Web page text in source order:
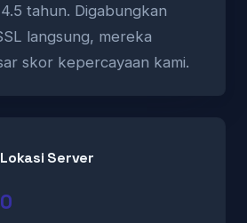
tahun. Digabungkan
langsung, mereka
skor kepercayaan kami.
Lokasi Server